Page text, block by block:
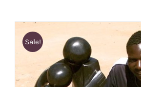
Sale!